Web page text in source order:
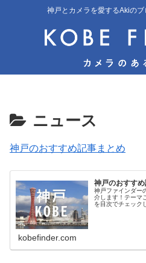
神戸とカメラを愛するAkiの
ニュース
神戸のおすすめ記事まとめ
神戸のおすす
神戸ファインダー
介します！テーマ
を目次でチェック
kobefinder.com